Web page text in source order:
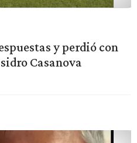
y perdió con
Casanova